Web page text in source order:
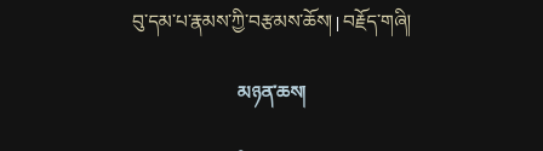
བུ་དམ་པ་རྣམས་ཀྱི་བརྩམས་ཆོས། | བརྗོད་གཞི།
མཉན་ཆས།